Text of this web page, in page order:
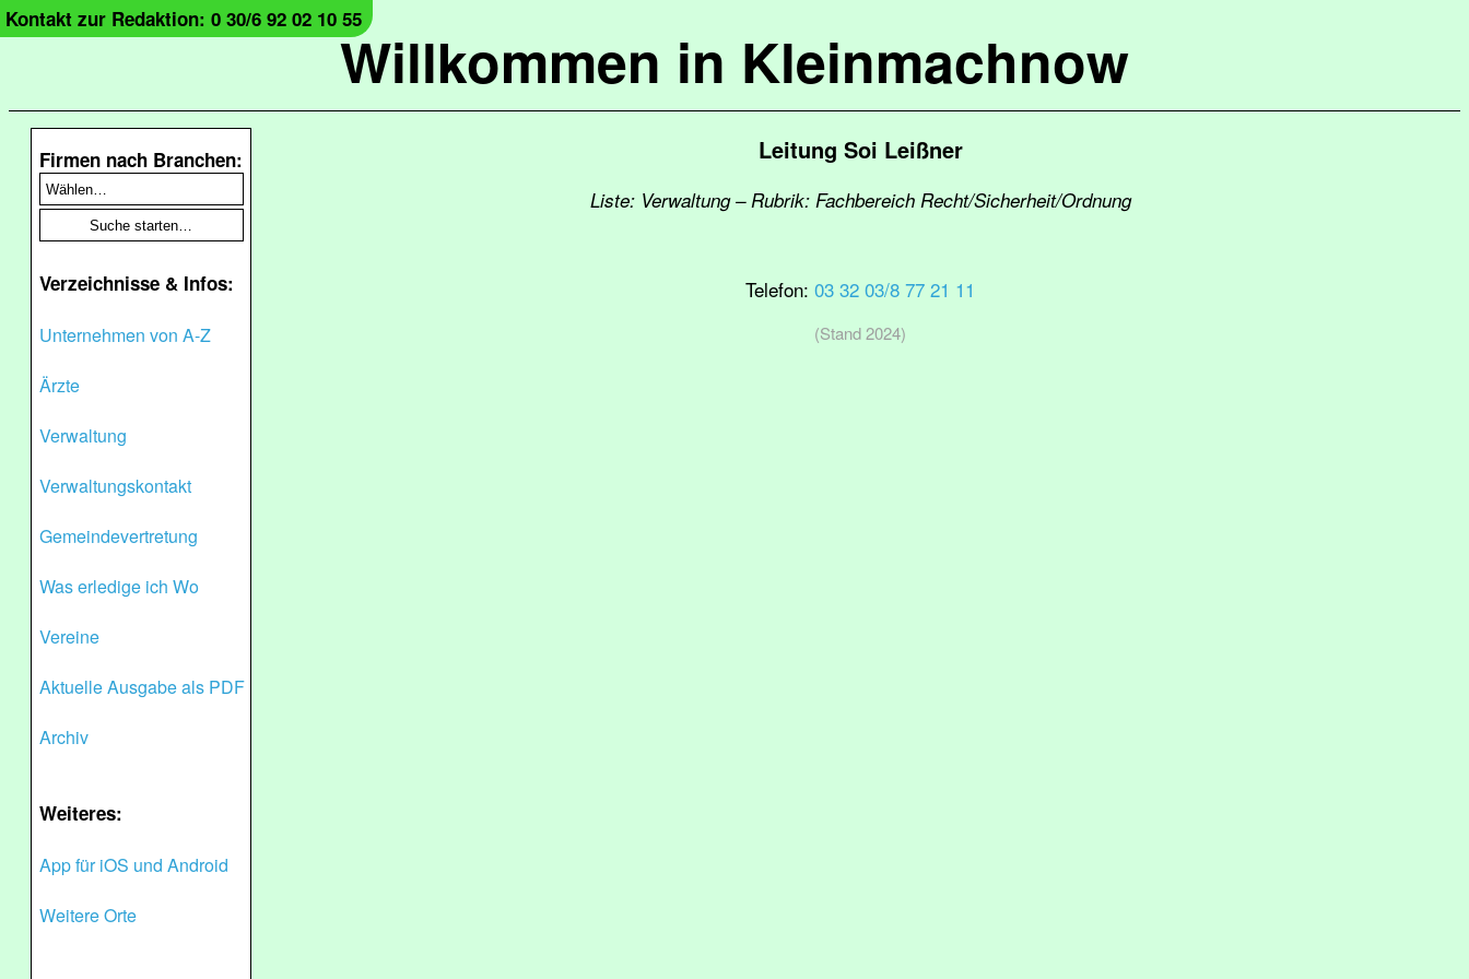
Willkommen in Kleinmachnow
Kontakt zur Redaktion: 0 30/6 92 02 10 55
Firmen nach Branchen:
Verzeichnisse & Infos:
Unternehmen von A-Z
Ärzte
Verwaltung
Verwaltungskontakt
Gemeindevertretung
Was erledige ich Wo
Vereine
Aktuelle Ausgabe als PDF
Archiv
Weiteres:
App für iOS und Android
Weitere Orte
Leitung Soi Leißner
Liste: Verwaltung – Rubrik: Fachbereich Recht/Sicherheit/Ordnung
Telefon: 03 32 03/8 77 21 11
(Stand 2024)